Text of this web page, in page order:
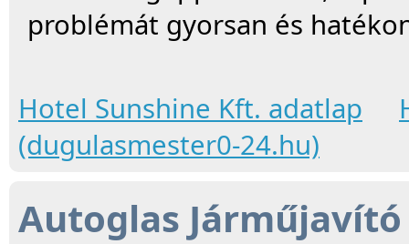
problémát gyorsan és
Hotel Sunshine Kft. adatlap
(dugulasmester0-24.hu)
Autoglas